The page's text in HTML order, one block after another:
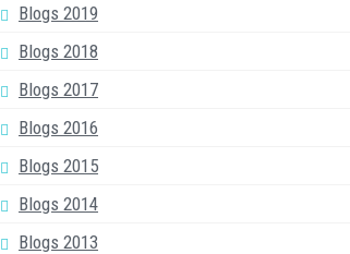
Blogs 2019
Blogs 2018
Blogs 2017
Blogs 2016
Blogs 2015
Blogs 2014
Blogs 2013